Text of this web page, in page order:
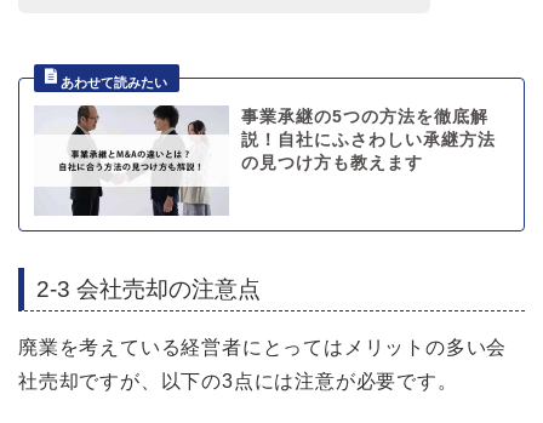
事業承継の5つの方法を徹底解
説！自社にふさわしい承継方法
の見つけ方も教えます
2-3 会社売却の注意点
廃業を考えている経営者にとってはメリットの多い会
社売却ですが、以下の3点には注意が必要です。